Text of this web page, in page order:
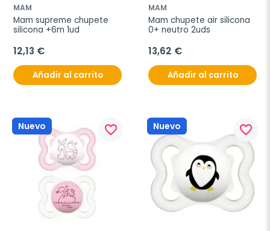
MAM
Mam supreme chupete
silicona +6m 1ud
12,13 €
Añadir al carrito
MAM
Mam chupete air silicona
0+ neutro 2uds
13,62 €
Añadir al carrito
Nuevo favorite_border Nuevo favorite_border